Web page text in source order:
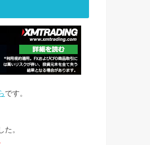
です。
た。